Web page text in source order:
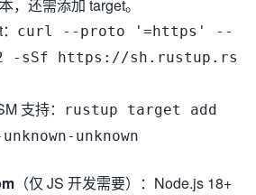
，还需添加 target。
curl --proto '=https' --
-sSf https://sh.rustup.rs
支持：
rustup target add
unknown-unknown
（仅 JS 开发需要）：Node.js 18+